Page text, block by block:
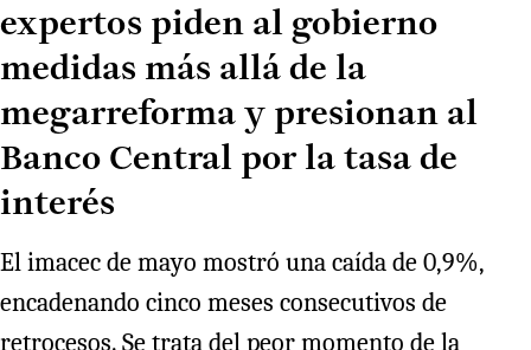
expertos piden al gobierno
medidas más allá de la
megarreforma y presionan al
Banco Central por la tasa de
interés
El imacec de mayo mostró una caída de 0,9%,
encadenando cinco meses consecutivos de
retrocesos. Se trata del peor momento de la